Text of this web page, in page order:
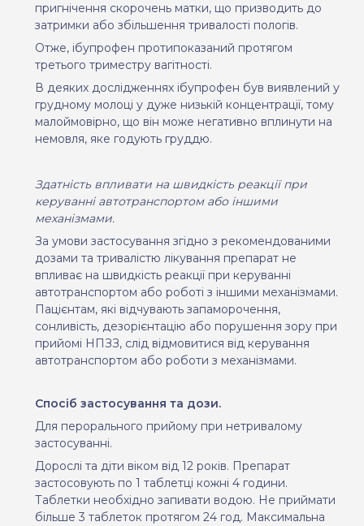
пригнічення скорочень матки, що призводить до
затримки або збільшення тривалості пологів.
Отже, ібупрофен протипоказаний протягом
третього триместру вагітності.
В деяких дослідженнях ібупрофен був виявлений у
грудному молоці у дуже низькій концентрації, тому
малоймовірно, що він може негативно вплинути на
немовля, яке годують груддю.
Здатність впливати на швидкість реакції при
керуванні автотранспортом або іншими
механізмами.
За умови застосування згідно з рекомендованими
дозами та тривалістю лікування препарат не
впливає на швидкість реакції при керуванні
автотранспортом або роботі з іншими механізмами.
Пацієнтам, які відчувають запаморочення,
сонливість, дезорієнтацію або порушення зору при
прийомі НПЗЗ, слід відмовитися від керування
автотранспортом або роботи з механізмами.
Спосіб застосування та дози.
Для перорального прийому при нетривалому
застосуванні.
Дорослі та діти віком від 12 років. Препарат
застосовують по 1 таблетці кожні 4 години.
Таблетки необхідно запивати водою. Не приймати
більше 3 таблеток протягом 24 год. Максимальна